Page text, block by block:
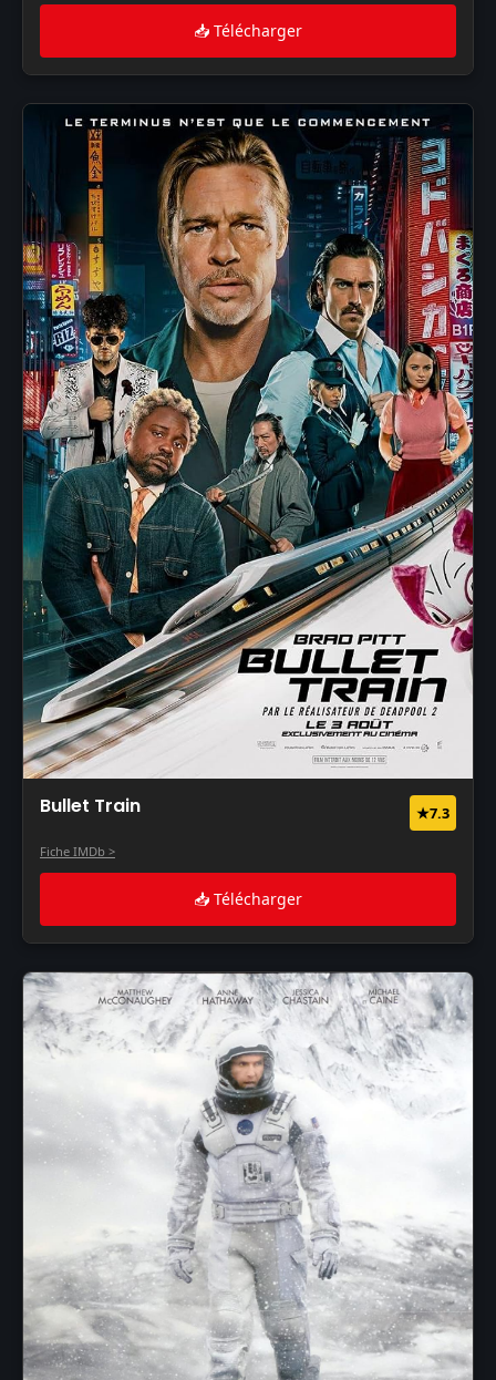
📥 Télécharger
Bullet Train ★7.3
Fiche IMDb >
📥 Télécharger